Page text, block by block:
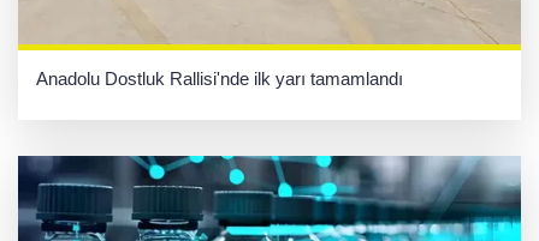
Anadolu Dostluk Rallisi'nde ilk yarı tamamlandı